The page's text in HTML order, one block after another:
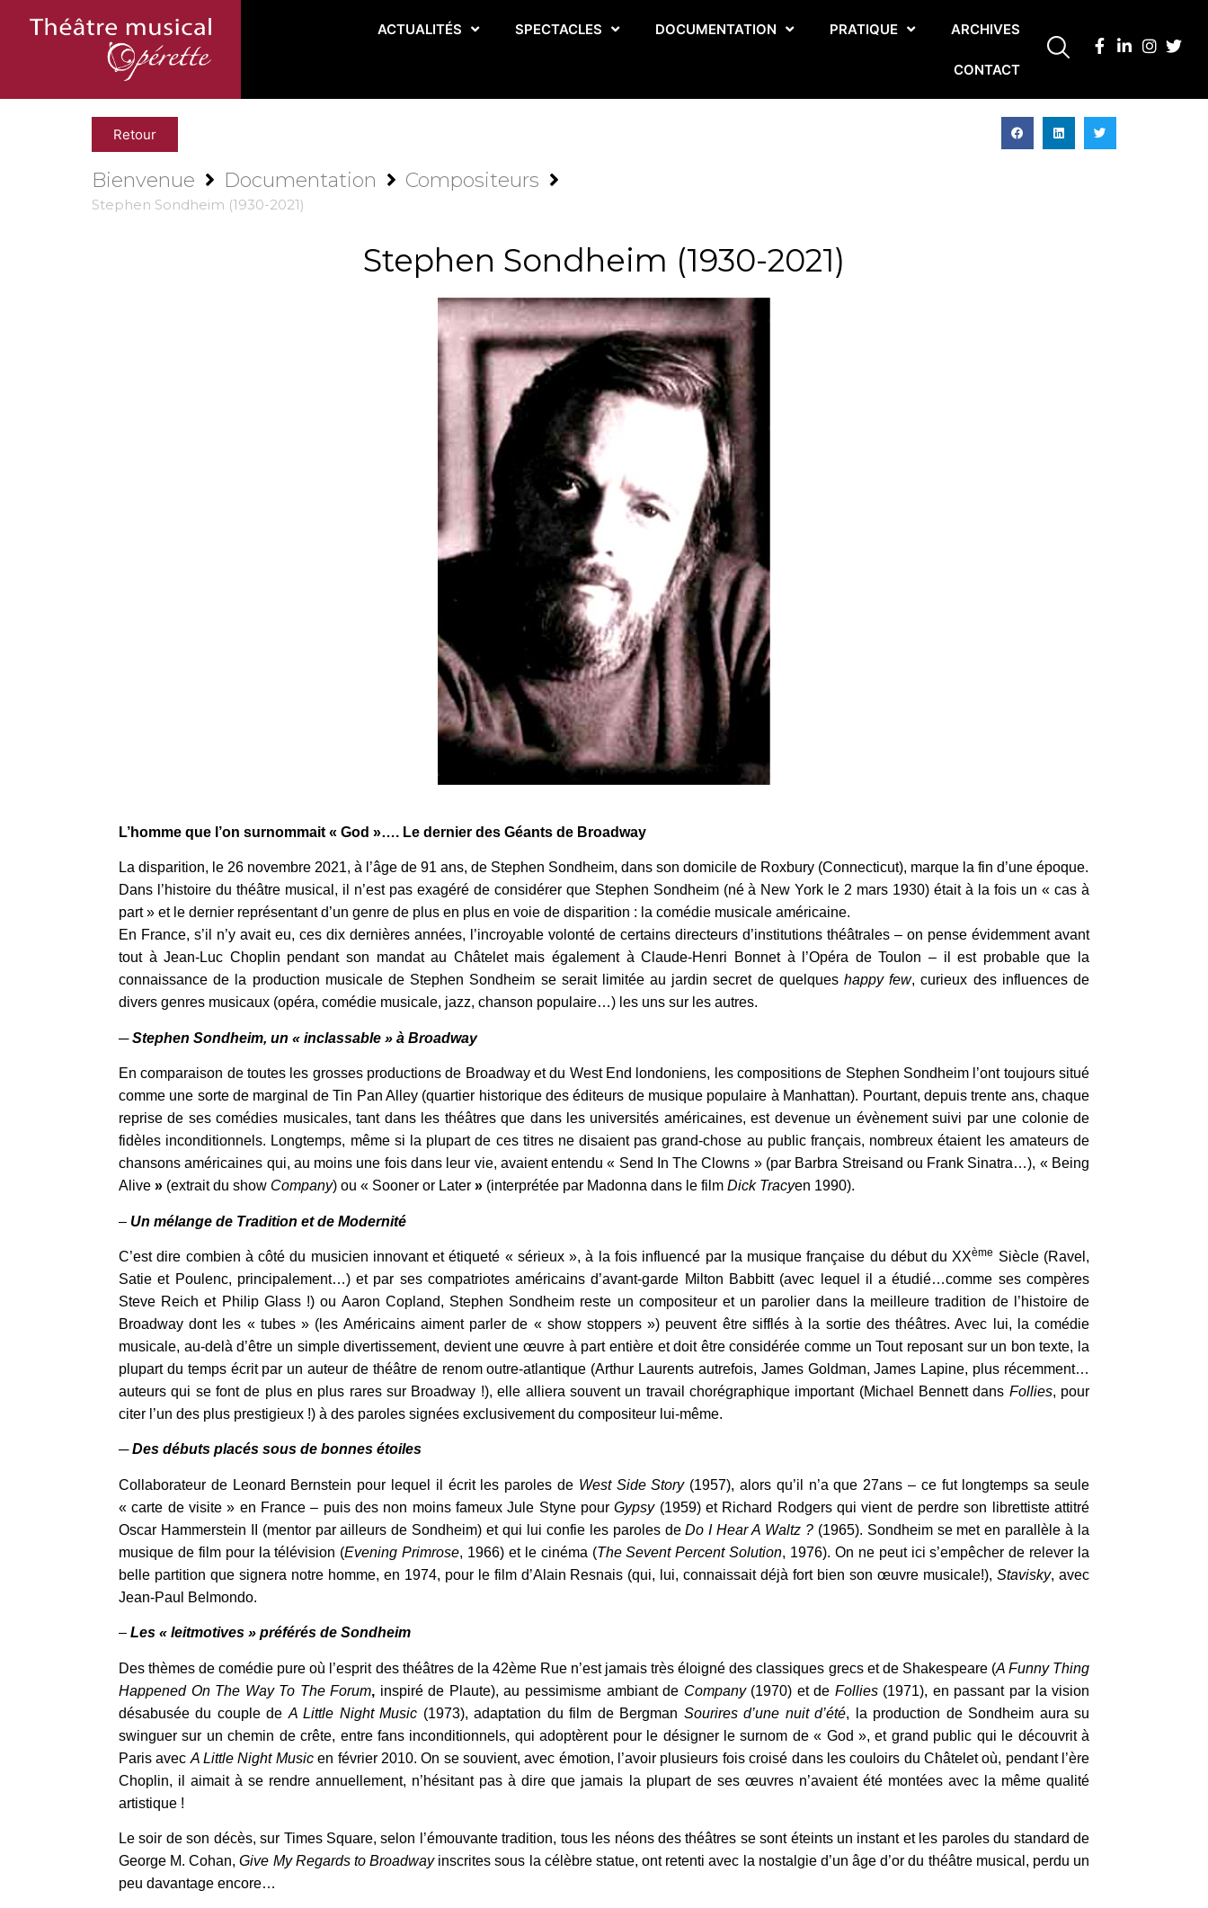
ACTUALITÉS SPECTACLES DOCUMENTATION PRATIQUE ARCHIVES
CONTACT
Retour
Bienvenue Documentation Compositeurs
Stephen Sondheim (1930-2021)
Stephen Sondheim (1930-2021)
L’homme que l’on surnommait « God »…. Le dernier des Géants de Broadway
La disparition, le 26 novembre 2021, à l’âge de 91 ans, de Stephen Sondheim, dans son domicile de Roxbury (Connecticut), marque la fin d’une époque.
Dans l’histoire du théâtre musical, il n’est pas exagéré de considérer que Stephen Sondheim (né à New York le 2 mars 1930) était à la fois un « cas à
part » et le dernier représentant d’un genre de plus en plus en voie de disparition : la comédie musicale américaine.
En France, s’il n’y avait eu, ces dix dernières années, l’incroyable volonté de certains directeurs d’institutions théâtrales – on pense évidemment avant
tout à Jean-Luc Choplin pendant son mandat au Châtelet mais également à Claude-Henri Bonnet à l’Opéra de Toulon – il est probable que la
connaissance de la production musicale de Stephen Sondheim se serait limitée au jardin secret de quelqueshappy few, curieux des influences de
divers genres musicaux (opéra, comédie musicale, jazz, chanson populaire…) les uns sur les autres.
─Stephen Sondheim, un « inclassable » à Broadway
En comparaison de toutes les grosses productions de Broadway et du West End londoniens, les compositions de Stephen Sondheim l’ont toujours situé
comme une sorte de marginal de Tin Pan Alley (quartier historique des éditeurs de musique populaire à Manhattan). Pourtant, depuis trente ans, chaque
reprise de ses comédies musicales, tant dans les théâtres que dans les universités américaines, est devenue un évènement suivi par une colonie de
fidèles inconditionnels. Longtemps, même si la plupart de ces titres ne disaient pas grand-chose au public français, nombreux étaient les amateurs de
chansons américaines qui, au moins une fois dans leur vie, avaient entendu « Send In The Clowns » (par Barbra Streisand ou Frank Sinatra…), « Being
Alive » (extrait du show Company) ou « Sooner or Later » (interprétée par Madonna dans le film Dick Tracyen 1990).
– Un mélange de Tradition et de Modernité
C’est dire combien à côté du musicien innovant et étiqueté « sérieux », à la fois influencé par la musique française du début du XXème Siècle (Ravel,
Satie et Poulenc, principalement…) et par ses compatriotes américains d’avant-garde Milton Babbitt (avec lequel il a étudié…comme ses compères
Steve Reich et Philip Glass !) ou Aaron Copland, Stephen Sondheim reste un compositeur et un parolier dans la meilleure tradition de l’histoire de
Broadway dont les « tubes » (les Américains aiment parler de « show stoppers ») peuvent être sifflés à la sortie des théâtres. Avec lui, la comédie
musicale, au-delà d’être un simple divertissement, devient une œuvre à part entière et doit être considérée comme un Tout reposant sur un bon texte, la
plupart du temps écrit par un auteur de théâtre de renom outre-atlantique (Arthur Laurents autrefois, James Goldman, James Lapine, plus récemment…
auteurs qui se font de plus en plus rares sur Broadway !), elle alliera souvent un travail chorégraphique important (Michael Bennett dans Follies, pour
citer l’un des plus prestigieux !) à des paroles signées exclusivement du compositeur lui-même.
─Des débuts placés sous de bonnes étoiles
Collaborateur de Leonard Bernstein pour lequel il écrit les paroles de West Side Story(1957), alors qu’il n’a que 27ans – ce fut longtemps sa seule
« carte de visite » en France – puis des non moins fameux Jule Styne pourGypsy (1959) et Richard Rodgers qui vient de perdre son librettiste attitré
Oscar Hammerstein II (mentor par ailleurs de Sondheim) et qui lui confie les paroles deDo I Hear A Waltz ?(1965). Sondheim se met en parallèle à la
musique de film pour la télévision (Evening Primrose, 1966) et le cinéma (The Sevent Percent Solution, 1976). On ne peut ici s’empêcher de relever la
belle partition que signera notre homme, en 1974, pour le film d’Alain Resnais (qui, lui, connaissait déjà fort bien son œuvre musicale!),Stavisky, avec
Jean-Paul Belmondo.
– Les « leitmotives » préférés de Sondheim
Des thèmes de comédie pure où l’esprit des théâtres de la 42ème Rue n’est jamais très éloigné des classiques grecs et de Shakespeare (A Funny Thing
Happened On The Way To The Forum, inspiré de Plaute), au pessimisme ambiant de Company(1970) et de Follies(1971), en passant par la vision
désabusée du couple de A Little Night Music (1973), adaptation du film de Bergman Sourires d’une nuit d’été, la production de Sondheim aura su
swinguer sur un chemin de crête, entre fans inconditionnels, qui adoptèrent pour le désigner le surnom de « God », et grand public qui le découvrit à
Paris avec A Little Night Musicen février 2010. On se souvient, avec émotion, l’avoir plusieurs fois croisé dans les couloirs du Châtelet où, pendant l’ère
Choplin, il aimait à se rendre annuellement, n’hésitant pas à dire que jamais la plupart de ses œuvres n’avaient été montées avec la même qualité
artistique !
Le soir de son décès, sur Times Square, selon l’émouvante tradition, tous les néons des théâtres se sont éteints un instant et les paroles du standard de
George M. Cohan,Give My Regards to Broadwayinscrites sous la célèbre statue, ont retenti avec la nostalgie d’un âge d’or du théâtre musical, perdu un
peu davantage encore…